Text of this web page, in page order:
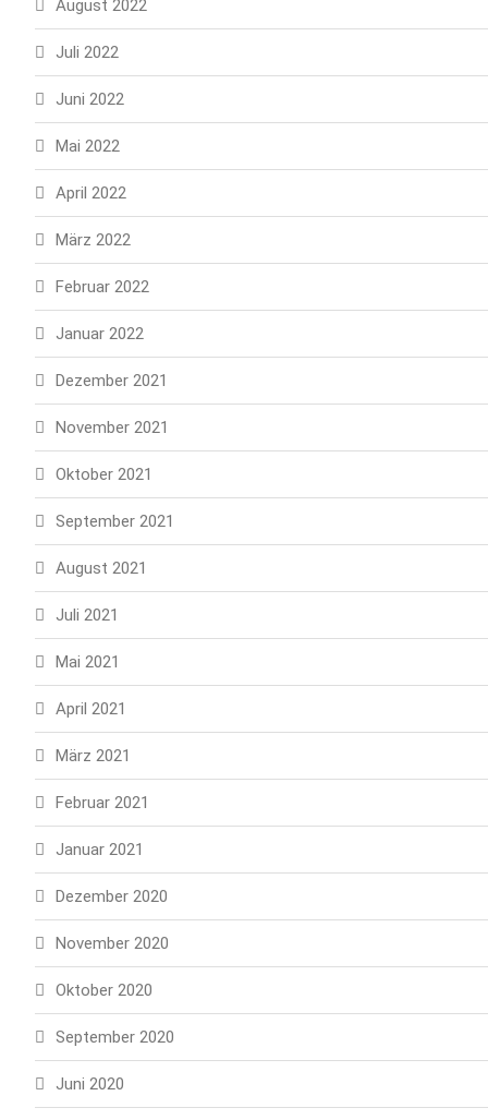
August 2022
Juli 2022
Juni 2022
Mai 2022
April 2022
März 2022
Februar 2022
Januar 2022
Dezember 2021
November 2021
Oktober 2021
September 2021
August 2021
Juli 2021
Mai 2021
April 2021
März 2021
Februar 2021
Januar 2021
Dezember 2020
November 2020
Oktober 2020
September 2020
Juni 2020